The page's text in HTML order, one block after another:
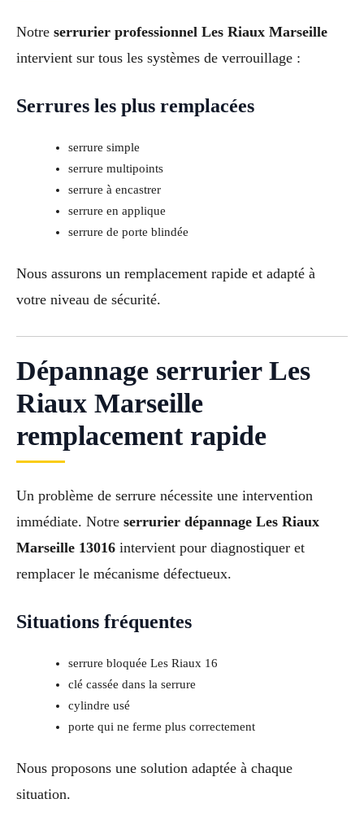
Notre serrurier professionnel Les Riaux Marseille
intervient sur tous les systèmes de verrouillage :
Serrures les plus remplacées
serrure simple
serrure multipoints
serrure à encastrer
serrure en applique
serrure de porte blindée
Nous assurons un remplacement rapide et adapté à
votre niveau de sécurité.
Dépannage serrurier Les
Riaux Marseille
remplacement rapide
Un problème de serrure nécessite une intervention
immédiate. Notre serrurier dépannage Les Riaux
Marseille 13016 intervient pour diagnostiquer et
remplacer le mécanisme défectueux.
Situations fréquentes
serrure bloquée Les Riaux 16
clé cassée dans la serrure
cylindre usé
porte qui ne ferme plus correctement
Nous proposons une solution adaptée à chaque
situation.